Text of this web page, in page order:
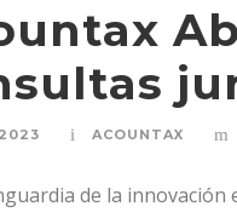
ACOUNTAX
de la